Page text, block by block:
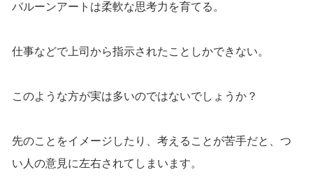
バルーンアートは柔軟な思考力を育てる。
仕事などで上司から指示されたことしかできない。
このような方が実は多いのではないでしょうか？
先のことをイメージしたり、考えることが苦手だと、つ
い人の意見に左右されてしまいます。